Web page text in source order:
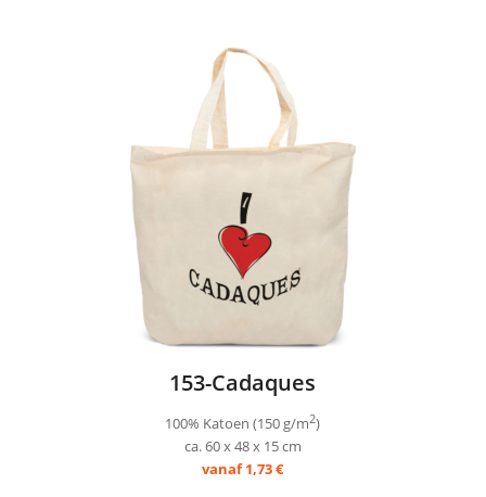
153-Cadaques
100% Katoen (150 g/m2)
ca. 60 x 48 x 15 cm
vanaf 1,73 €